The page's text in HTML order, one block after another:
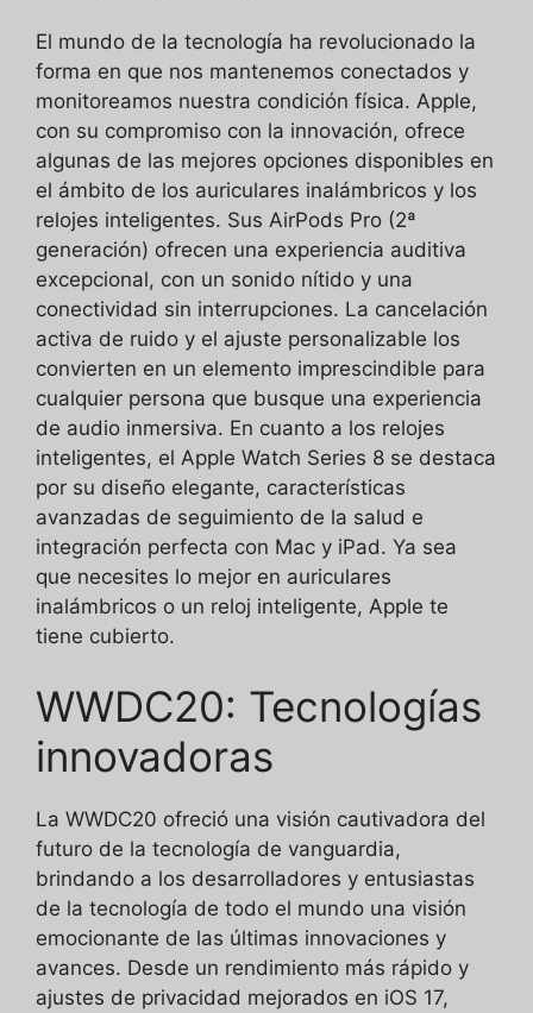
El mundo de la tecnología ha revolucionado la
forma en que nos mantenemos conectados y
monitoreamos nuestra condición física. Apple,
con su compromiso con la innovación, ofrece
algunas de las mejores opciones disponibles en
el ámbito de los auriculares inalámbricos y los
relojes inteligentes. Sus AirPods Pro (2ª
generación) ofrecen una experiencia auditiva
excepcional, con un sonido nítido y una
conectividad sin interrupciones. La cancelación
activa de ruido y el ajuste personalizable los
convierten en un elemento imprescindible para
cualquier persona que busque una experiencia
de audio inmersiva. En cuanto a los relojes
inteligentes, el Apple Watch Series 8 se destaca
por su diseño elegante, características
avanzadas de seguimiento de la salud e
integración perfecta con Mac y iPad. Ya sea
que necesites lo mejor en auriculares
inalámbricos o un reloj inteligente, Apple te
tiene cubierto.
WWDC20: Tecnologías
innovadoras
La WWDC20 ofreció una visión cautivadora del
futuro de la tecnología de vanguardia,
brindando a los desarrolladores y entusiastas
de la tecnología de todo el mundo una visión
emocionante de las últimas innovaciones y
avances. Desde un rendimiento más rápido y
ajustes de privacidad mejorados en iOS 17,